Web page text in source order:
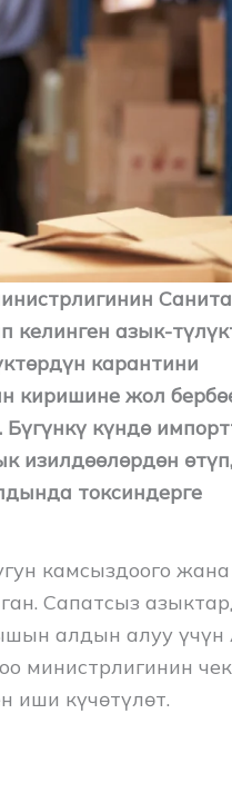
азык-
карантини
киришине жол
күндө
изилдөөлөрдөн
токсиндерге
камсыздоого жана
Сапатсыз
алдын алуу
министрлигинин чек
иши күчөтүлөт.